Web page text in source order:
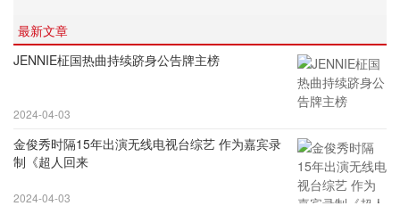
最新文章
JENNIE柾国热曲持续跻身公告牌主榜
2024-04-03
金俊秀时隔15年出演无线电视台综艺 作为嘉宾录
制《超人回来
2024-04-03